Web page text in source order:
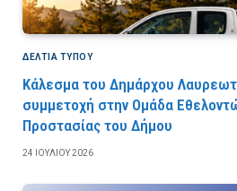
ΔΕΛΤΙΑ ΤΥΠΟΥ
Κάλεσμα του Δημάρχου
συμμετοχή στην Ομάδα
Προστασίας του Δήμου
24 ΙΟΥΛΊΟΥ 2026